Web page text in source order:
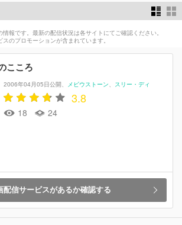
報です。最新の配信状況は各サイトにてご確認ください。
のプロモーションが含まれています。
こころ
2006年04月05日公開 メビウストーン スリー・ディ
3.8
18 24
配信サービスがあるか確認する